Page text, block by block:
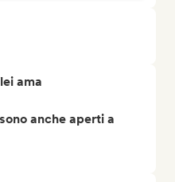
ama
anche aperti a